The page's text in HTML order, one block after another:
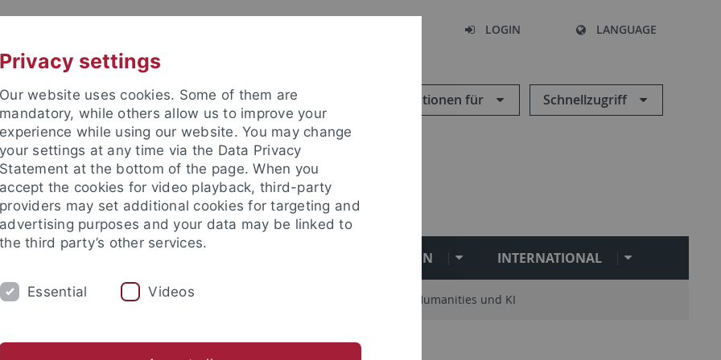
LOGIN LANGUAGE
Informationen für Schnellzugriff
PROMOTION/HABILITATION INTERNATIONAL
Akademieprojekte Digital Humanities und KI
Großprojekte
Privacy settings
Our website uses cookies. Some of them are
mandatory, while others allow us to improve your
experience while using our website. You may change
your settings at any time via the Data Privacy
Statement at the bottom of the page. When you
accept the cookies for video playback, third-party
providers may set additional cookies for targeting and
advertising purposes and your data may be linked to
the third party’s other services.
Essential Videos